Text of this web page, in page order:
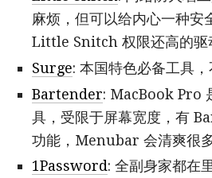
麻烦，但可以给内心一种安
Little Snitch 权限还高的驱
Surge: 本国特色必备工具
Bartender: MacBook Pro
具，受限于屏幕宽度，有
功能，Menubar 会清爽很
1Password: 全副身家都在